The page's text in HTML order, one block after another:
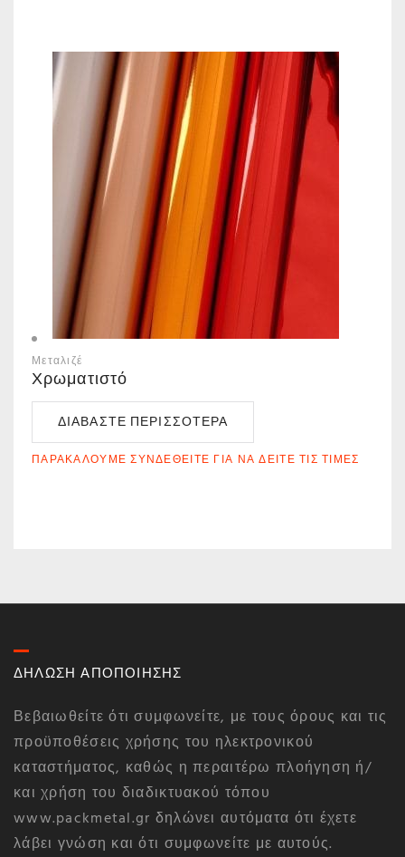
Μεταλιζέ
Χρωματιστό
ΔΙΑΒΆΣΤΕ ΠΕΡΙΣΣΌΤΕΡΑ
ΠΑΡΑΚΑΛΟΎΜΕ ΣΥΝΔΕΘΕΊΤΕ ΓΙΑ ΝΑ ΔΕΊΤΕ ΤΙΣ ΤΙΜΈΣ
ΔΗΛΩΣΗ ΑΠΟΠΟΙΗΣΗΣ
Βεβαιωθείτε ότι συμφωνείτε, με τους όρους και τις
προϋποθέσεις χρήσης του ηλεκτρονικού
καταστήματος, καθώς η περαιτέρω πλοήγηση ή/
και χρήση του διαδικτυακού τόπου
www.packmetal.gr δηλώνει αυτόματα ότι έχετε
λάβει γνώση και ότι συμφωνείτε με αυτούς.